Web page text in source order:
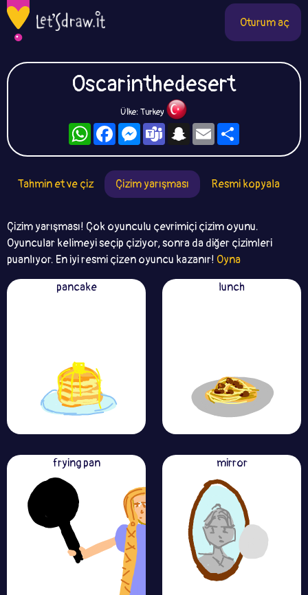
Oturum aç
Oscarinthedesert
Ülke: Turkey
WhatsAppFacebookMessengerTeamsSnapchat
Email
Tahmin et ve çiz Çizim yarışması Resmi kopyala
Çizim yarışması! Çok oyunculu çevrimiçi çizim oyunu.
Oyuncular kelimeyi seçip çiziyor, sonra da diğer çizimleri
puanlıyor. En iyi resmi çizen oyuncu kazanır! Oyna
pancake
lunch
frying pan mirror